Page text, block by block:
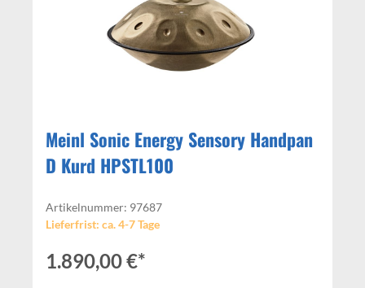
Meinl Sonic Energy Sensory Handpan
D Kurd HPSTL100
Artikelnummer: 97687
Lieferfrist: ca. 4-7 Tage
1.890,00 €*